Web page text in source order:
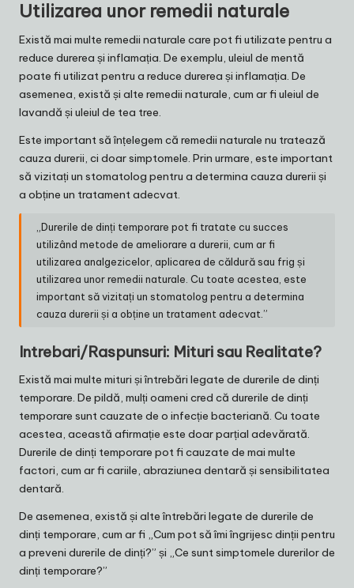
Utilizarea unor remedii naturale
Există mai multe remedii naturale care pot fi utilizate pentru a
reduce durerea și inflamația. De exemplu, uleiul de mentă
poate fi utilizat pentru a reduce durerea și inflamația. De
asemenea, există și alte remedii naturale, cum ar fi uleiul de
lavandă și uleiul de tea tree.
Este important să înțelegem că remedii naturale nu tratează
cauza durerii, ci doar simptomele. Prin urmare, este important
să vizitați un stomatolog pentru a determina cauza durerii și
a obține un tratament adecvat.
„Durerile de dinți temporare pot fi tratate cu succes
utilizând metode de ameliorare a durerii, cum ar fi
utilizarea analgezicelor, aplicarea de căldură sau frig și
utilizarea unor remedii naturale. Cu toate acestea, este
important să vizitați un stomatolog pentru a determina
cauza durerii și a obține un tratament adecvat.”
Intrebari/Raspunsuri: Mituri sau Realitate?
Există mai multe mituri și întrebări legate de durerile de dinți
temporare. De pildă, mulți oameni cred că durerile de dinți
temporare sunt cauzate de o infecție bacteriană. Cu toate
acestea, această afirmație este doar parțial adevărată.
Durerile de dinți temporare pot fi cauzate de mai multe
factori, cum ar fi cariile, abraziunea dentară și sensibilitatea
dentară.
De asemenea, există și alte întrebări legate de durerile de
dinți temporare, cum ar fi „Cum pot să îmi îngrijesc dinții pentru
a preveni durerile de dinți?” și „Ce sunt simptomele durerilor de
dinți temporare?”